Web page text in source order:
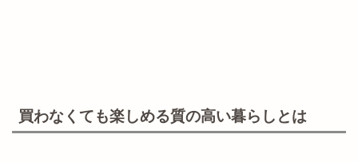
買わなくても楽しめる質の高い暮らしとは